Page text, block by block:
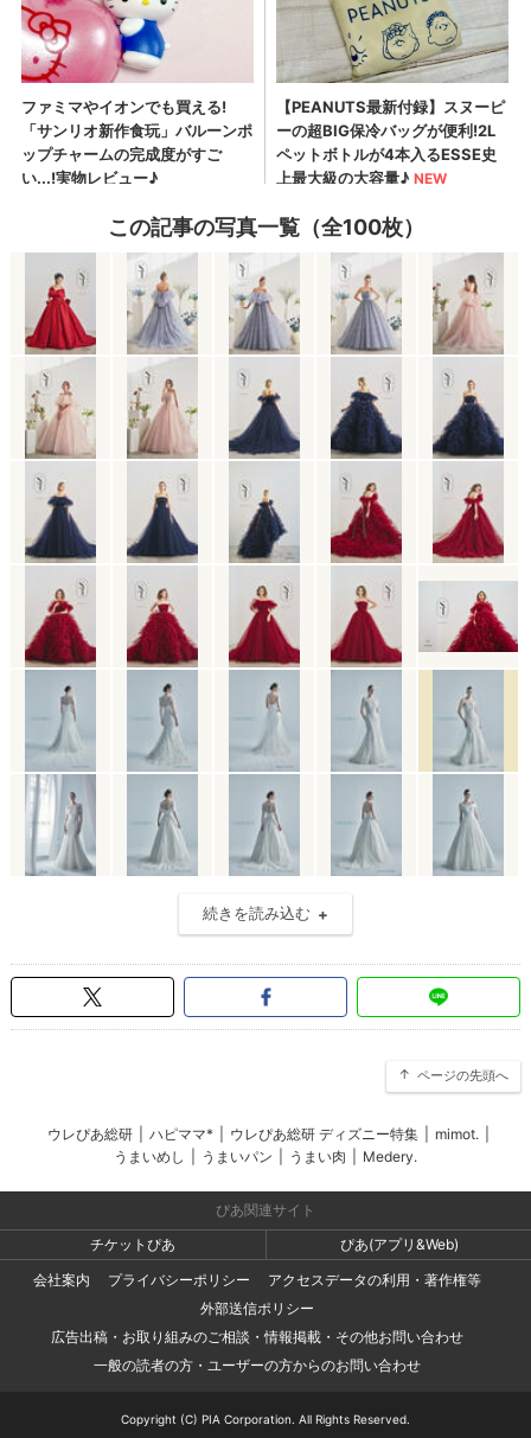
この記事の写真一覧（全100枚）
続きを読み込む
ページの先頭へ
ウレぴあ総研 ハピママ* ウレぴあ総研 ディズニー特集 mimot.
うまいめし
うまいパン うまい肉 Medery.
ぴあ関連サイト
チケットぴあ
ぴあ(アプリ&Web)
会社案内
プライバシーポリシー
アクセスデータの利用・著作権等
外部送信ポリシー
広告出稿・お取り組みのご相談・情報掲載・その他お問い合わせ
一般の読者の方・ユーザーの方からのお問い合わせ
Copyright (C) PIA Corporation. All Rights Reserved.